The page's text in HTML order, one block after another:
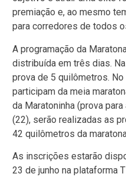
premiação e, ao mesmo
para corredores de todos
A programação da
distribuída em três dias.
prova de 5 quilômetros.
participam da meia
da Maratoninha (prova
(22), serão realizadas as
42 quilômetros da
As inscrições estarão
23 de junho na plataforma